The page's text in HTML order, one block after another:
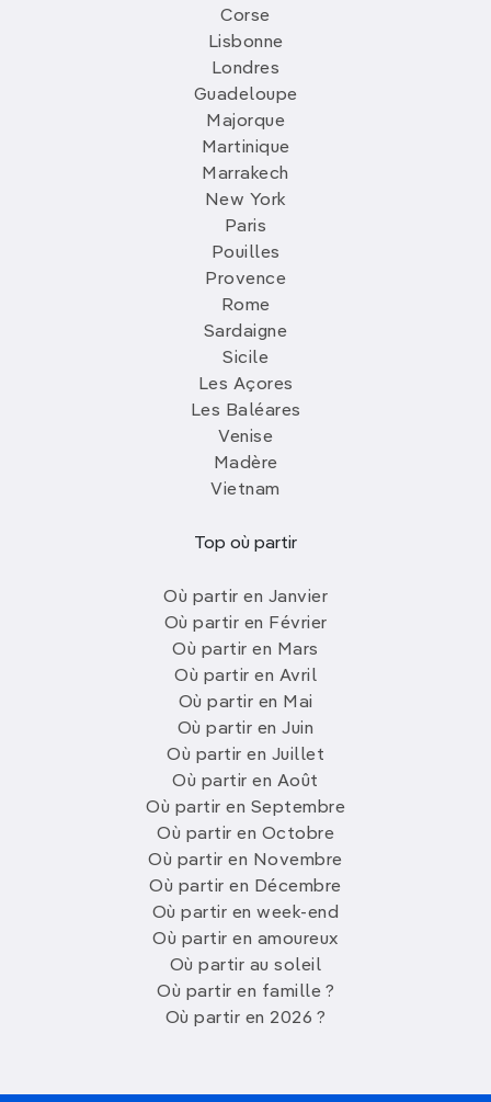
Corse
Lisbonne
Londres
Guadeloupe
Majorque
Martinique
Marrakech
New York
Paris
Pouilles
Provence
Rome
Sardaigne
Sicile
Les Açores
Les Baléares
Venise
Madère
Vietnam
Top où partir
Où partir en Janvier
Où partir en Février
Où partir en Mars
Où partir en Avril
Où partir en Mai
Où partir en Juin
Où partir en Juillet
Où partir en Août
Où partir en Septembre
Où partir en Octobre
Où partir en Novembre
Où partir en Décembre
Où partir en week-end
Où partir en amoureux
Où partir au soleil
Où partir en famille ?
Où partir en 2026 ?